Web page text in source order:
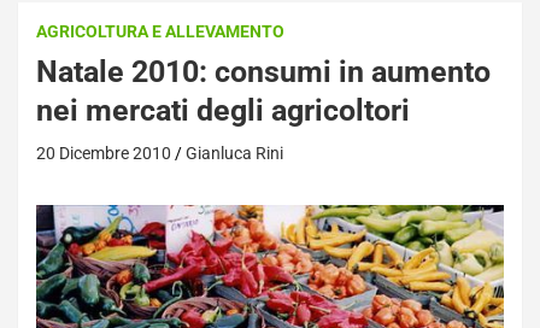
AGRICOLTURA E ALLEVAMENTO
Natale 2010: consumi in aumento
nei mercati degli agricoltori
20 Dicembre 2010 Gianluca Rini